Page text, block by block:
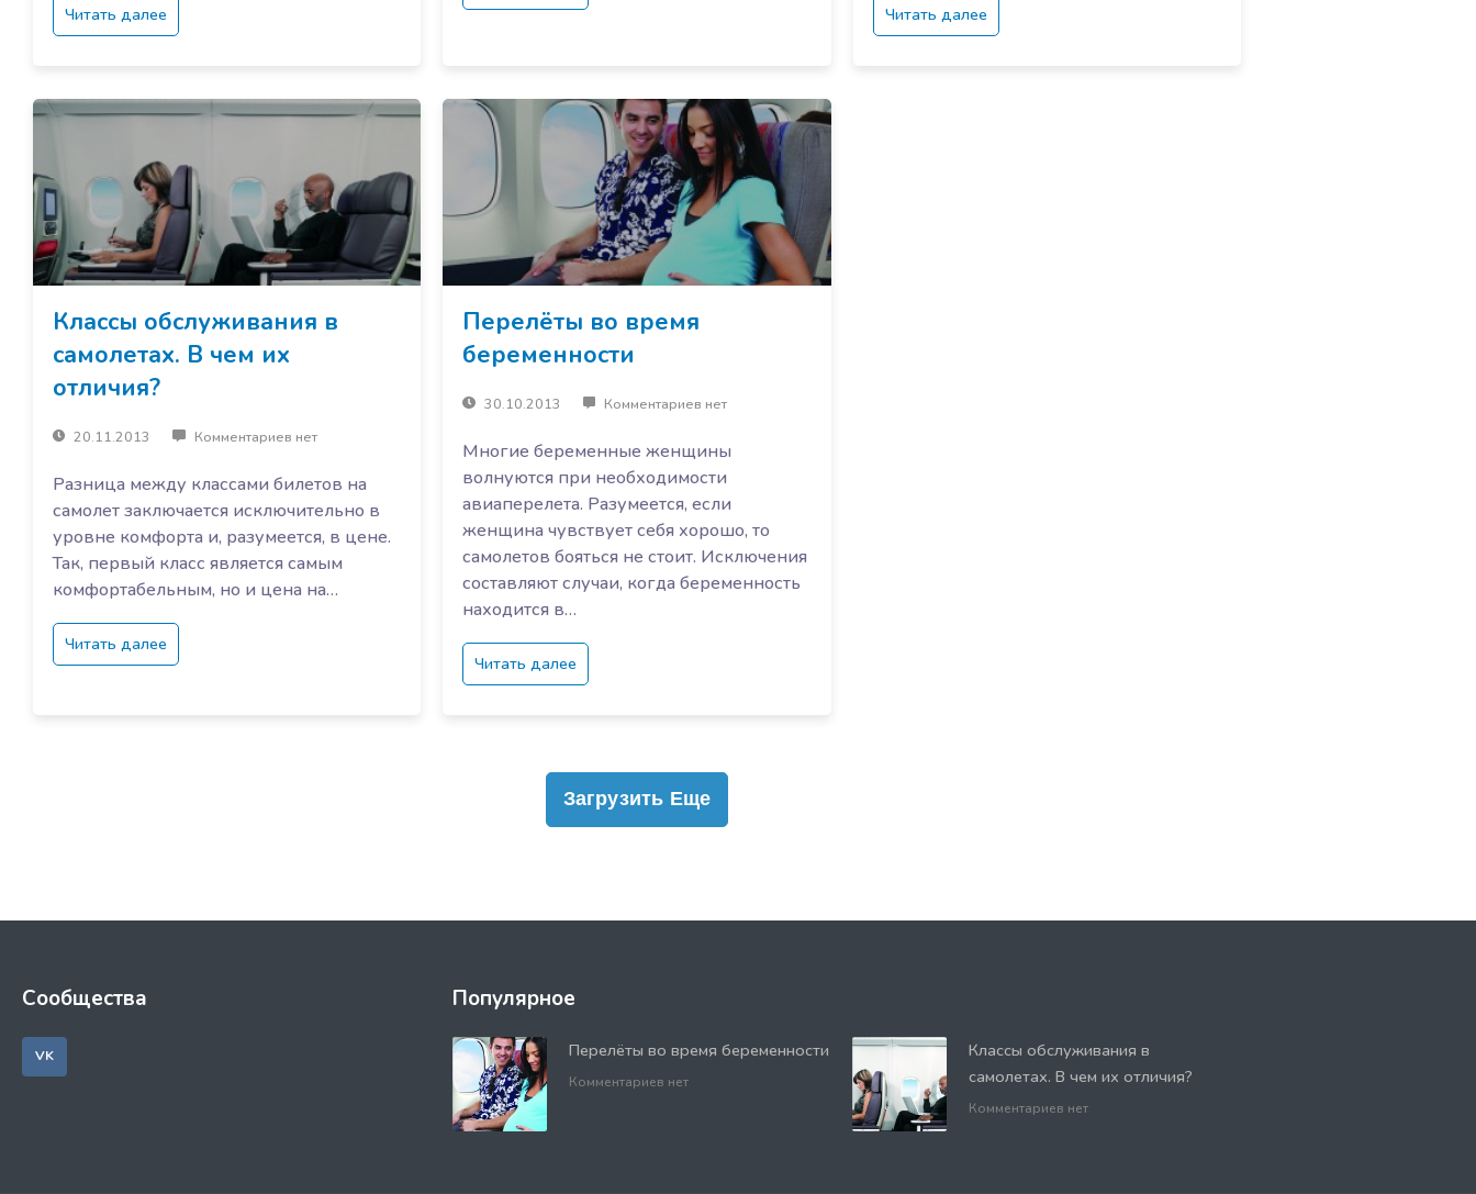
Читать далее Читать далее
Классы обслуживания в
самолетах. В чем их
отличия?
20.11.2013 Комментариев нет
Разница между классами билетов на
самолет заключается исключительно в
уровне комфорта и, разумеется, в цене.
Так, первый класс является самым
комфортабельным, но и цена на…
Читать далее
Перелёты во время
беременности
30.10.2013 Комментариев нет
Многие беременные женщины
волнуются при необходимости
авиаперелета. Разумеется, если
женщина чувствует себя хорошо, то
самолетов бояться не стоит. Исключения
составляют случаи, когда беременность
находится в…
Читать далее
Загрузить Еще
Сообщества
VK
Популярное
Перелёты во время беременности
Комментариев нет
Классы обслуживания в
самолетах. В чем их отличия?
Комментариев нет